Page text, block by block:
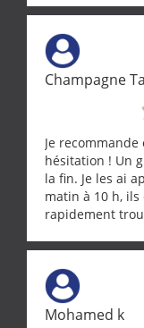
Champagne Ta
Je
hésitation ! Un
la fin. Je les ai
matin à 10 h,
rapidement
Une équipe
vraiment
artisans aussi
Mohamed k